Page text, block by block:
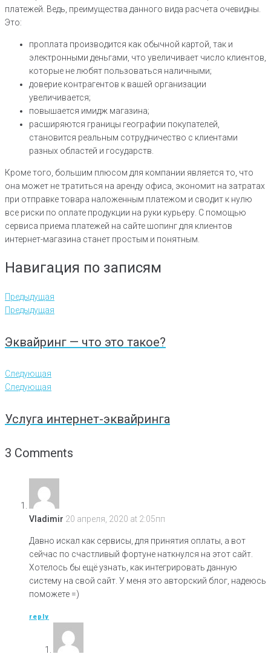
платежей. Ведь, преимущества данного вида расчета очевидны.
Это:
проплата производится как обычной картой, так и
электронными деньгами, что увеличивает число клиентов,
которые не любят пользоваться наличными;
доверие контрагентов к вашей организации
увеличивается;
повышается имидж магазина;
расширяются границы географии покупателей,
становится реальным сотрудничество с клиентами
разных областей и государств.
Кроме того, большим плюсом для компании является то, что
она может не тратиться на аренду офиса, экономит на затратах
при отправке товара наложенным платежом и сводит к нулю
все риски по оплате продукции на руки курьеру. С помощью
сервиса приема платежей на сайте шопинг для клиентов
интернет-магазина станет простым и понятным.
Навигация по записям
Предыдущая
Предыдущая
Эквайринг — что это такое?
Следующая
Следующая
Услуга интернет-эквайринга
3 Comments
Vladimir 20 апреля, 2020 at 2:05пп
Давно искал как сервисы, для принятия оплаты, а вот
сейчас по счастливый фортуне наткнулся на этот сайт.
Хотелось бы ещё узнать, как интегрировать данную
систему на свой сайт. У меня это авторский блог, надеюсь
поможете =)
reply